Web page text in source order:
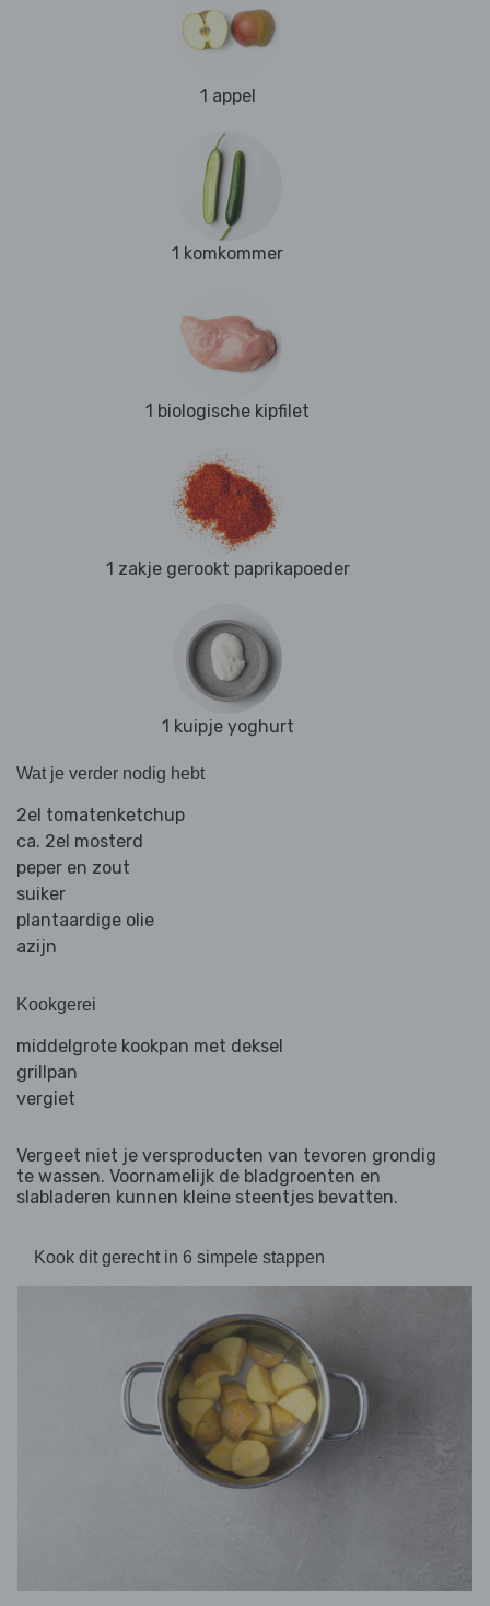
1 appel
1 komkommer
1 biologische kipfilet
1 zakje gerookt paprikapoeder
1 kuipje yoghurt
Wat je verder nodig hebt
2el tomatenketchup
ca. 2el mosterd
peper en zout
suiker
plantaardige olie
azijn
Kookgerei
middelgrote kookpan met deksel
grillpan
vergiet
Vergeet niet je versproducten van tevoren grondig
te wassen. Voornamelijk de bladgroenten en
slabladeren kunnen kleine steentjes bevatten.
Kook dit gerecht in 6 simpele stappen